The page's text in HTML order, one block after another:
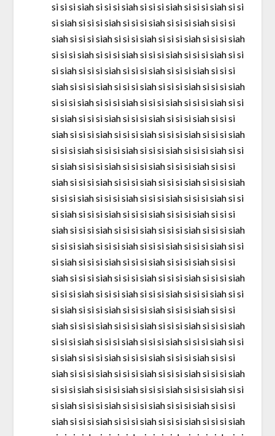
si si si siah si si si siah si si si siah si si si siah si si
si siah si si si siah si si si siah si si si siah si si si
siah si si si siah si si si siah si si si siah si si si siah
si si si siah si si si siah si si si siah si si si siah si si
si siah si si si siah si si si siah si si si siah si si si
siah si si si siah si si si siah si si si siah si si si siah
si si si siah si si si siah si si si siah si si si siah si si
si siah si si si siah si si si siah si si si siah si si si
siah si si si siah si si si siah si si si siah si si si siah
si si si siah si si si siah si si si siah si si si siah si si
si siah si si si siah si si si siah si si si siah si si si
siah si si si siah si si si siah si si si siah si si si siah
si si si siah si si si siah si si si siah si si si siah si si
si siah si si si siah si si si siah si si si siah si si si
siah si si si siah si si si siah si si si siah si si si siah
si si si siah si si si siah si si si siah si si si siah si si
si siah si si si siah si si si siah si si si siah si si si
siah si si si siah si si si siah si si si siah si si si siah
si si si siah si si si siah si si si siah si si si siah si si
si siah si si si siah si si si siah si si si siah si si si
siah si si si siah si si si siah si si si siah si si si siah
si si si siah si si si siah si si si siah si si si siah si si
si siah si si si siah si si si siah si si si siah si si si
siah si si si siah si si si siah si si si siah si si si siah
si si si siah si si si siah si si si siah si si si siah si si
si siah si si si siah si si si siah si si si siah si si si
siah si si si siah si si si siah si si si siah si si si siah